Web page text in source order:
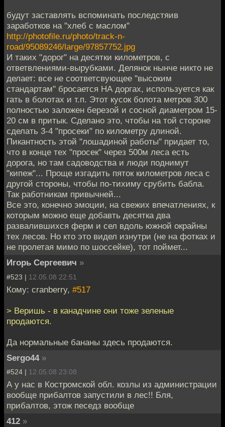
будут заставлять вспоминать последстяив
заработков на "хлеб с маслом"
http://photofile.ru/photo/track-n-
road/95089246/large/97857752.jpg
И таких "дорог" на десятки километров, с
ответвлениями-вырубками. Делянок нынче никто не
делает: все не соответсвующее "высоким
стандартам" бросается НА доргах, используется как
гать в болотах и т.п. Этот кусок болота метров 300
полностью заложен березой и сосной диаметром 15-
20 см в притык. Сделано это, чтобы на той стороне
сделать 3-4 "просеки" по километру длиной.
Пикантность этой "лошадиной работы" придает то,
что в конце тех "просек" через 500м леса есть
дорога, но там садоводства и люди поднимут
"кипеж"... Проще изгадить пяток километров леса с
другой стороны, чтобы по-тихиму срубить бабла.
Так работникам привычней...
Все это, конечно эмоции, на свежих впечатлениях, к
которым можно еще добавть десятка два
развалившихся ферм и сел вдоль южной окрайны
тех лесов. Но кто это видел изнутри (не на фотках и
не пролетая мимо по шоссейке), тот поймет...
Игорь Сергеевич »
#523 | 12.05.08 22:51
Кому: cranberry, #517
> Веришь - в канадчине они тоже зеленые
продаются.
Да нормальные бананы здесь продаются.
Sergo44 »
#524 | 12.05.08 23:08
А у нас в Костромской обл. козлы из администрации
вообще прибалтов запустили в лес!! Бля,
прибалтов, этож песедз вообще
412 »